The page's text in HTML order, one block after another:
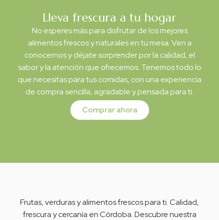
Lleva frescura a tu hogar
No esperes más para disfrutar de los mejores
alimentos frescos y naturales en tu mesa. Ven a
conocernos y déjate sorprender por la calidad, el
sabor y la atención que ofrecemos. Tenemos todo lo
que necesitas para tus comidas, con una experiencia
de compra sencilla, agradable y pensada para ti.
Comprar ahora
Frutas, verduras y alimentos frescos para ti. Calidad,
frescura y cercanía en Córdoba. Descubre nuestra